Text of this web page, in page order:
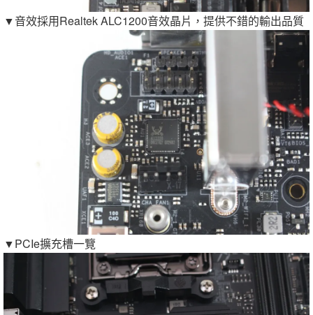
▼音效採用Realtek ALC1200音效晶片，提供不錯的輸出品質
▼PCIe擴充槽一覽